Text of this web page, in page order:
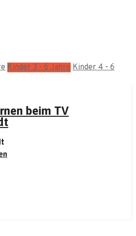
Kinder 3 - 6 Jahre Kinder 4 - 6
beim TV